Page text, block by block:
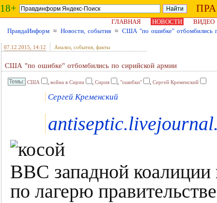
18+
ГЛАВНАЯ НОВОСТИ
ВИДЕО
ПравдаИнформ ≈ Новости, события ≈ США "по ошибке" отбомбились
07.12.2015 , 14:12 Анализ, события, факты
США "по ошибке" отбомбились по сирийской армии
США , война в Сирии , Сирия , "ошибки" , Сергей Кременский
Сергей Кременский
ВВС западной коалиции
по лагерю